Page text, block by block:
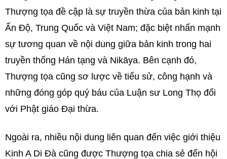
Thượng tọa đề cập là sự truyền thừa của bản kinh tại
Ấn Độ, Trung Quốc và Việt Nam; đặc biệt nhấn mạnh
sự tương quan về nội dung giữa bản kinh trong hai
truyền thống Hán tạng và Nikāya. Bên cạnh đó,
Thượng tọa cũng sơ lược về tiểu sử, công hạnh và
những đóng góp quý báu của Luận sư Long Thọ đối
với Phật giáo Đại thừa.
Ngoài ra, nhiều nội dung liên quan đến việc giới thiệu
Kinh A Di Đà cũng được Thượng tọa chia sẻ đến hội